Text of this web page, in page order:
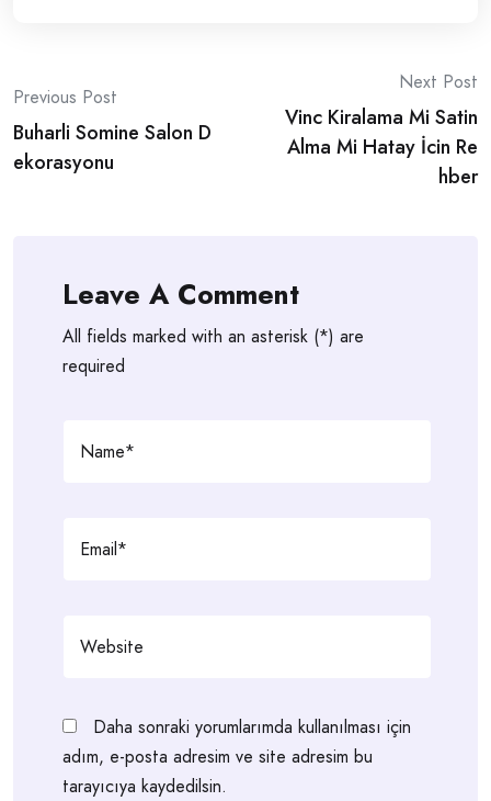
Post
navigation
Previous Post
Buharli Somine Salon D
ekorasyonu
Next Post
Vinc Kiralama Mi Satin
Alma Mi Hatay İcin Re
hber
Leave A Comment
All fields marked with an asterisk (*) are
required
Daha sonraki yorumlarımda kullanılması için
adım, e-posta adresim ve site adresim bu
tarayıcıya kaydedilsin.